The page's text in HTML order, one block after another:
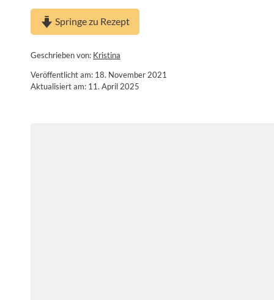
Springe zu Rezept
Geschrieben von: Kristina
Veröffentlicht am: 18. November 2021
Aktualisiert am: 11. April 2025